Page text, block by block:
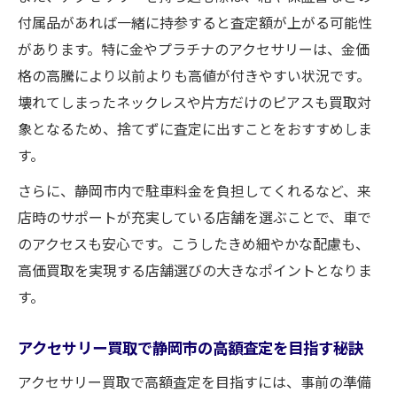
付属品があれば一緒に持参すると査定額が上がる可能性
があります。特に金やプラチナのアクセサリーは、金価
格の高騰により以前よりも高値が付きやすい状況です。
壊れてしまったネックレスや片方だけのピアスも買取対
象となるため、捨てずに査定に出すことをおすすめしま
す。
さらに、静岡市内で駐車料金を負担してくれるなど、来
店時のサポートが充実している店舗を選ぶことで、車で
のアクセスも安心です。こうしたきめ細やかな配慮も、
高価買取を実現する店舗選びの大きなポイントとなりま
す。
アクセサリー買取で静岡市の高額査定を目指す秘訣
アクセサリー買取で高額査定を目指すには、事前の準備